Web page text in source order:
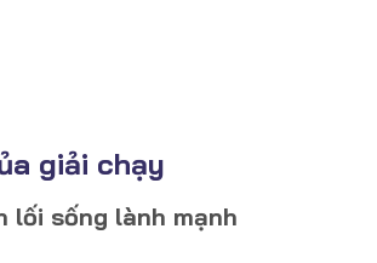
giải chạy
lối sống lành mạnh